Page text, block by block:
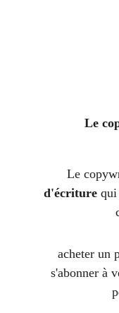
Le
Le
d'écriture qui
acheter un
s'abonner à